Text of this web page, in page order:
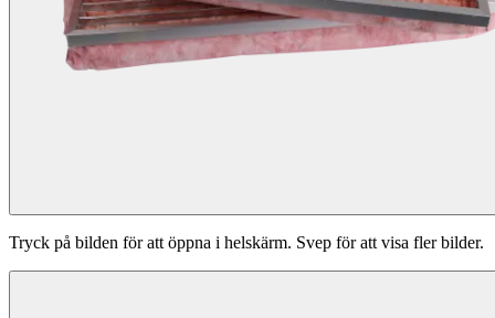
Tryck på bilden för att öppna i helskärm. Svep för att visa fler bilder.